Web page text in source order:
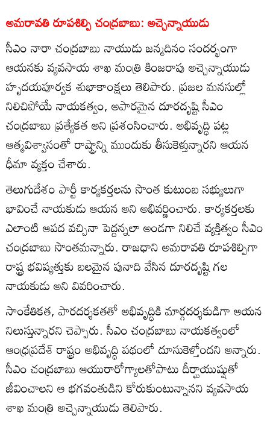
అమరావతి రూపశిల్పి చంద్రబాబు: అచ్చెన్నాయుడు
సీఎం నారా చంద్రబాబు నాయుడు జన్మదినం సందర్భంగా
ఆయనకు వ్యవసాయ శాఖ మంత్రి కింజరాపు అచ్చెన్నాయుడు
హృదయపూర్వక శుభాకాంక్షలు తెలిపారు. ప్రజల మనసుల్లో
నిలిచిపోయే నాయకత్వం, అపారమైన దూరదృష్టి సీఎం
చంద్రబాబు ప్రత్యేకత అని ప్రశంసించారు. అభివృద్ధి పట్ల
ఆత్మవిశ్వాసంతో రాష్ట్రాన్ని ముందుకు తీసుకెళ్తున్నారని ఆయన
ధీమా వ్యక్తం చేశారు.
తెలుగుదేశం పార్టీ కార్యకర్తలను సొంత కుటుంబ సభ్యులుగా
భావించే నాయకుడు ఆయన అని అభివర్ణించారు. కార్యకర్తలకు
ఎలాంటి ఆపద వచ్చినా పెద్దన్నలా అండగా నిలిచే వ్యక్తిత్వం సీఎం
చంద్రబాబు సొంతమన్నారు. రాజధాని అమరావతి రూపశిల్పిగా
రాష్ట్ర భవిష్యత్తుకు బలమైన పునాది వేసిన దూరదృష్టి గల
నాయకుడు అని వివరించారు.
సాంకేతికత, పారదర్శకతతో అభివృద్ధికి మార్గదర్శకుడిగా ఆయన
నిలుస్తున్నారని చెప్పారు. సీఎం చంద్రబాబు నాయకత్వంలో
ఆంధ్రప్రదేశ్ రాష్ట్రం అభివృద్ధి పథంలో దూసుకెళ్తోందని అన్నారు.
సీఎం చంద్రబాబు ఆయురారోగ్యాలతోపాటు దీర్ఘాయుష్షుతో
జీవించాలని ఆ భగవంతుడిని కోరుకుంటున్నానని వ్యవసాయ
శాఖ మంత్రి అచ్చెన్నాయుడు తెలిపారు.